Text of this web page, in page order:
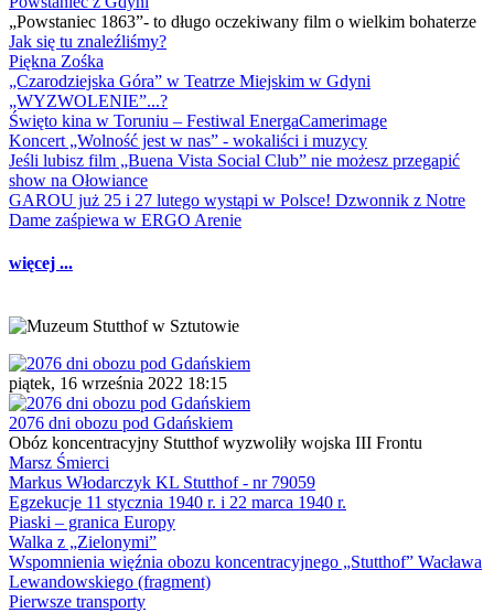
„Powstaniec 1863”- to długo oczekiwany film o wielkim bohaterze
Jak się tu znaleźliśmy?
Piękna Zośka
„Czarodziejska Góra” w Teatrze Miejskim w Gdyni
„WYZWOLENIE”...?
Święto kina w Toruniu – Festiwal EnergaCamerimage
Koncert „Wolność jest w nas” - wokaliści i muzycy
Jeśli lubisz film „Buena Vista Social Club” nie możesz przegapić
show na Ołowiance
GAROU już 25 i 27 lutego wystąpi w Polsce! Dzwonnik z Notre
Dame zaśpiewa w ERGO Arenie
więcej ...
piątek, 16 września 2022 18:15
2076 dni obozu pod Gdańskiem
Obóz koncentracyjny Stutthof wyzwoliły wojska III Frontu
Marsz Śmierci
Markus Włodarczyk KL Stutthof - nr 79059
Egzekucje 11 stycznia 1940 r. i 22 marca 1940 r.
Piaski – granica Europy
Walka z „Zielonymi”
Wspomnienia więźnia obozu koncentracyjnego „Stutthof” Wacława
Lewandowskiego (fragment)
Pierwsze transporty